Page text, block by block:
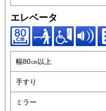
エレベータ
幅80㎝以上
手すり
ミラー